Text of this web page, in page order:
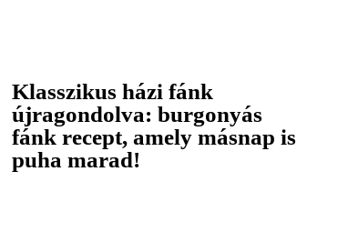
Klasszikus házi fánk
újragondolva: burgonyás
fánk recept, amely másnap is
puha marad!